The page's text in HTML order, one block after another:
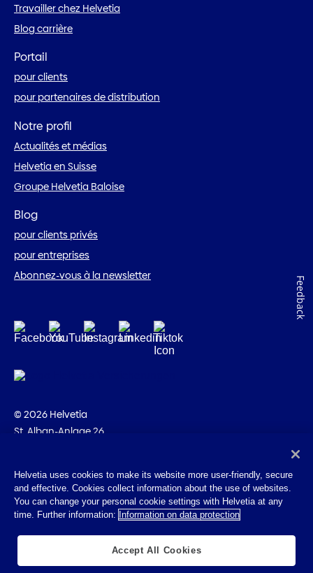
Travailler chez Helvetia
Blog carrière
Portail
pour clients
pour partenaires de distribution
Notre profil
Actualités et médias
Helvetia en Suisse
Groupe Helvetia Baloise
Blog
pour clients privés
pour entreprises
Abonnez-vous à la newsletter
© 2026 Helvetia
St. Alban-Anlage 26
Impressum
Indications juridiques
Helvetia uses cookies to make its website more user-friendly, secure
and effective. Cookies collect information about the use of websites.
You can change your personal cookie settings with Helvetia at any
time. Further information: Information on data protection
Accept All Cookies
Feedback